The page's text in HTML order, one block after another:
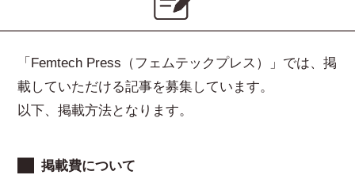
「Femtech Press（フェムテックプレス）」では、掲
載していただける記事を募集しています。
以下、掲載方法となります。
掲載費について